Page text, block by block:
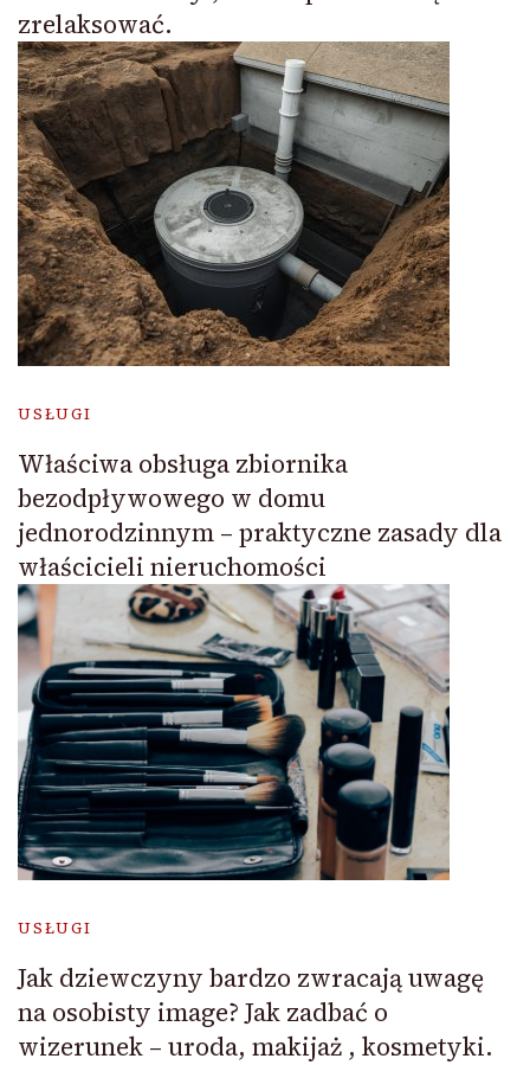
zrelaksować.
USŁUGI
Właściwa obsługa zbiornika
bezodpływowego w domu
jednorodzinnym – praktyczne zasady dla
właścicieli nieruchomości
USŁUGI
Jak dziewczyny bardzo zwracają uwagę
na osobisty image? Jak zadbać o
wizerunek – uroda, makijaż , kosmetyki.